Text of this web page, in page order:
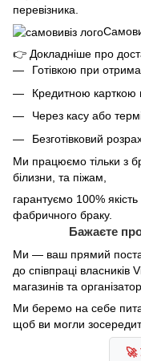
перевізника.
👉 Докладніше про
Готівкою при
Кредитною карткою
Через касу або
Безготівковий
Ми працюємо тільки з
білизни, та піжам,
гарантуємо 100%
фабричного браку.
Бажаєте
Ми — ваш прямий
до співпраці власників
магазинів та
Ми беремо на себе
щоб ви могли
🚀